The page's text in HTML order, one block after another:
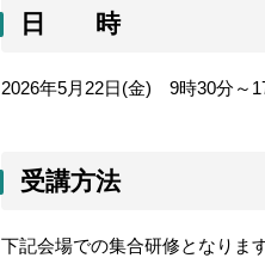
日 時
2026年5月 22日 (金) 9時30分～
受講方法
下記会場での集合研修となります